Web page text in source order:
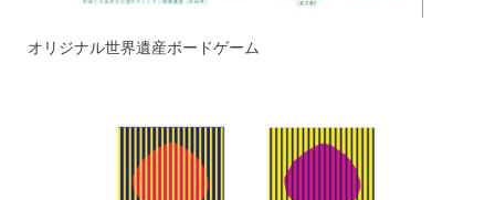
オリジナル世界遺産ボードゲーム